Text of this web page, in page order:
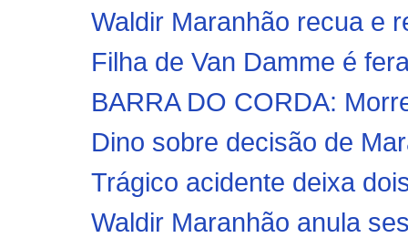
Waldir Maranhão recua e
Filha de Van Damme é
BARRA DO CORDA:
Dino sobre decisão de
Trágico acidente deixa
Waldir Maranhão anula